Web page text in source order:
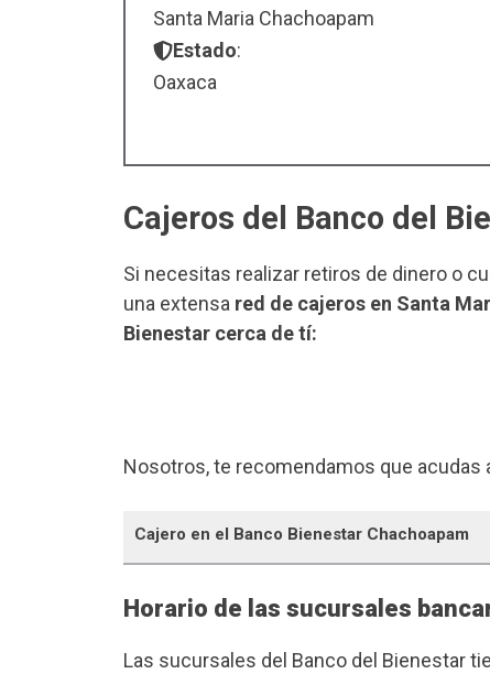
Santa Maria Chachoapam
Estado:
Oaxaca
Cajeros del Banco del
Si necesitas realizar retiros de dinero o
una extensa red de cajeros en Santa
Bienestar cerca de tí:
Nosotros, te recomendamos que acudas
Cajero en el Banco Bienestar Chachoapam
Horario de las sucursales
Las sucursales del Banco del Bienestar